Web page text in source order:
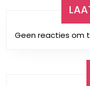
Geen reacties om